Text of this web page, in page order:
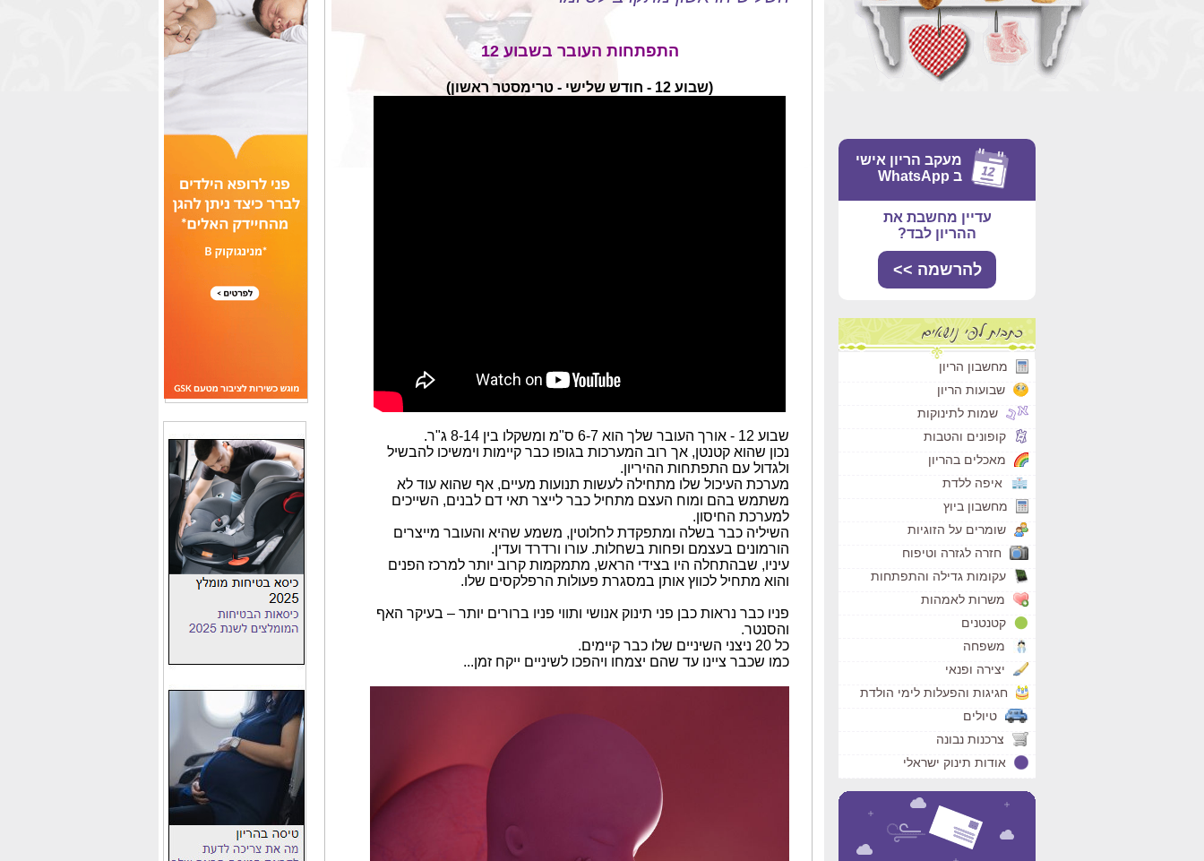
מעקב הריון אישי
ב WhatsApp
עדיין מחשבת את
ההריון לבד?
להרשמה >>
מחשבון הריון
שבועות הריון
שמות לתינוקות
קופונים והטבות
מאכלים בהריון
איפה ללדת
מחשבון ביוץ
שומרים על הזוגיות
חזרה לגזרה וטיפוח
עקומות גדילה והתפתחות
משרות לאמהות
קטנטנים
משפחה
יצירה ופנאי
חגיגות והפעלות לימי הולדת
טיולים
צרכנות נבונה
אודות תינוק ישראלי
התפתחות העובר בשבוע 12
(שבוע 12 - חודש שלישי - טרימסטר ראשון)
שבוע 12 - אורך העובר שלך הוא 6-7 ס"מ ומשקלו בין 8-14 ג"ר.
נכון שהוא קטנטן, אך רוב המערכות בגופו כבר קיימות וימשיכו להבשיל
ולגדול עם התפתחות ההיריון.
מערכת העיכול שלו מתחילה לעשות תנועות מעיים, אף שהוא עוד לא
משתמש בהם ומוח העצם מתחיל כבר לייצר תאי דם לבנים, השייכים
למערכת החיסון.
השיליה כבר בשלה ומתפקדת לחלוטין, משמע שהיא והעובר מייצרים
הורמונים בעצמם ופחות בשחלות. עורו ורדרד ועדין.
עיניו, שבהתחלה היו בצידי הראש, מתמקמות קרוב יותר למרכז הפנים
והוא מתחיל לכווץ אותן במסגרת פעולות הרפלקסים שלו.
פניו כבר נראות כבן פני תינוק אנושי ותווי פניו ברורים יותר – בעיקר האף
והסנטר.
כל 20 ניצני השיניים שלו כבר קיימים.
כמו שכבר ציינו עד שהם יצמחו ויהפכו לשיניים ייקח זמן...